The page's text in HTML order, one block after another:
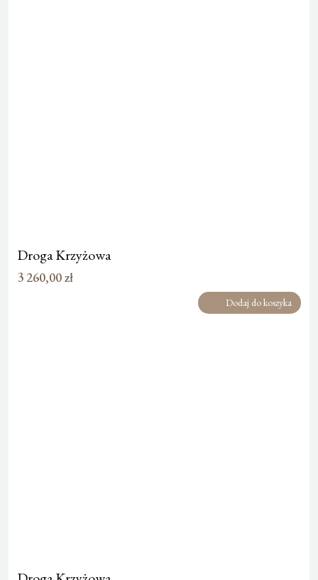
Droga Krzyżowa
3 260,00zł
Dodaj do koszyka